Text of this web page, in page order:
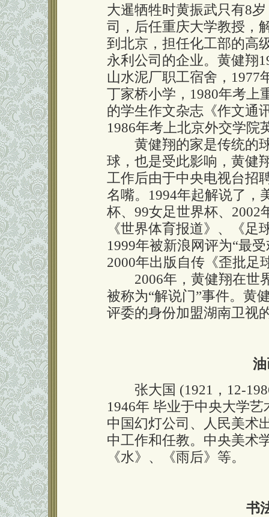
大暹牺牲时黄振武只有8
司，后任重庆大学教授，
到北京，担任化工部的高
永利公司的企业。黄健翔
山水泥厂职工宿舍，1977
丁家桥小学，1980年考上
的学生作文杂志《作文通
1986年考上北京外交学院
黄健翔的家是传统的球
球，也是受此影响，黄健
工作后由于中央电视台招
名嘴。1994年起解说了，
杯、99女足世界杯、2002
《世界体育报道》、《
1999年被新浪网评为“最
2000年出版自传《歪批足
2006年，黄健翔在世界
被称为“解说门”事件。黄
评委的身份加盟湖南卫视
张大国 (1921，12-
1946年 毕业于中央大学
中国幻灯公司、人民美术
中工作和任教。中央美术
《水》、《雨后》等。
书